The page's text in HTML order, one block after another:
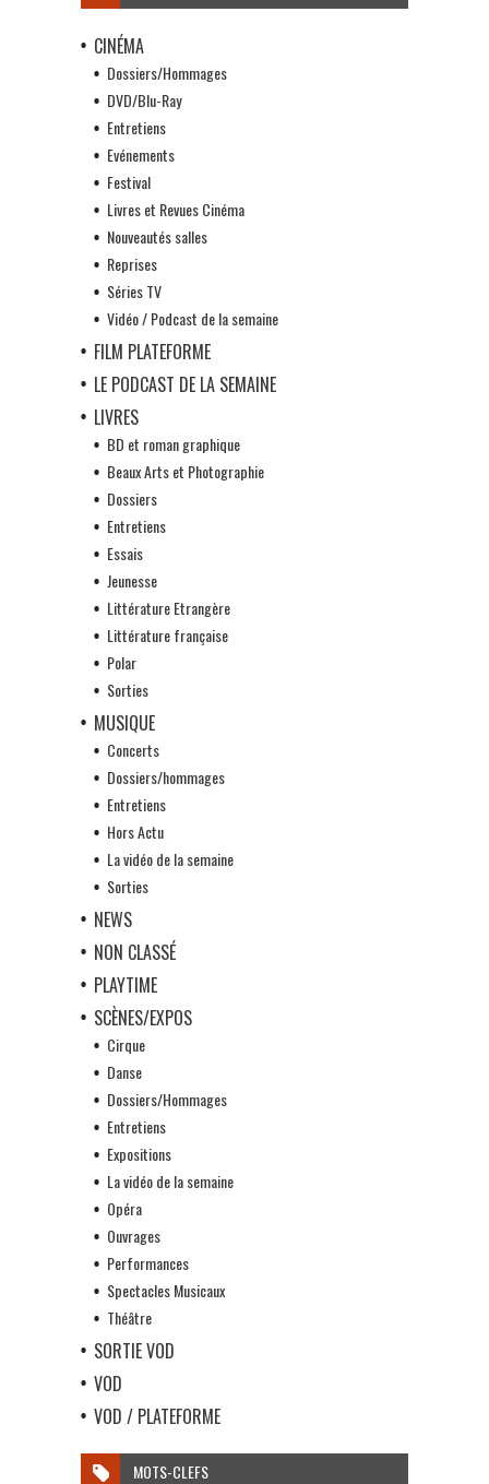
CINÉMA
Dossiers/Hommages
DVD/Blu-Ray
Entretiens
Evénements
Festival
Livres et Revues Cinéma
Nouveautés salles
Reprises
Séries TV
Vidéo / Podcast de la semaine
FILM PLATEFORME
LE PODCAST DE LA SEMAINE
LIVRES
BD et roman graphique
Beaux Arts et Photographie
Dossiers
Entretiens
Essais
Jeunesse
Littérature Etrangère
Littérature française
Polar
Sorties
MUSIQUE
Concerts
Dossiers/hommages
Entretiens
Hors Actu
La vidéo de la semaine
Sorties
NEWS
NON CLASSÉ
PLAYTIME
SCÈNES/EXPOS
Cirque
Danse
Dossiers/Hommages
Entretiens
Expositions
La vidéo de la semaine
Opéra
Ouvrages
Performances
Spectacles Musicaux
Théâtre
SORTIE VOD
VOD
VOD / PLATEFORME
MOTS-CLEFS